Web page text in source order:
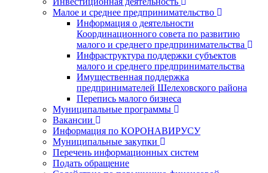
Малое и среднее предпринимательство
Информация о деятельности
Координационного совета по развитию
малого и среднего предпринимательства
Инфраструктура поддержки субъектов
малого и среднего предпринимательства
Имущественная поддержка
предпринимателей Шелеховского района
Перепись малого бизнеса
Муниципальные программы
Вакансии
Информация по КОРОНАВИРУСУ
Муниципальные закупки
Перечень информационных систем
Подать обращение